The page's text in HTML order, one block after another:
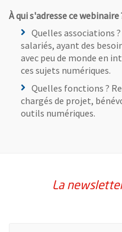
À qui s'adresse ce webinaire
Quelles associations
salariés, ayant des
avec peu de monde en
ces sujets numériques.
Quelles fonctions ?
chargés de projet,
outils numériques.
La